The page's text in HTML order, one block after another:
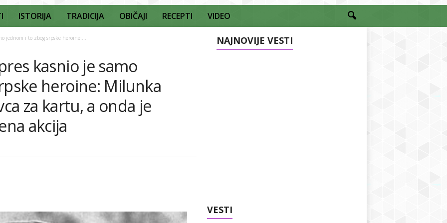
ISTORIJA TRADICIJA OBIČAJI RECEPTI VIDEO
jednom i to zbog srpske heroine:...
kasnio je samo
heroine: Milunka
za kartu, a onda je
akcija
NAJNOVIJE VESTI
VESTI